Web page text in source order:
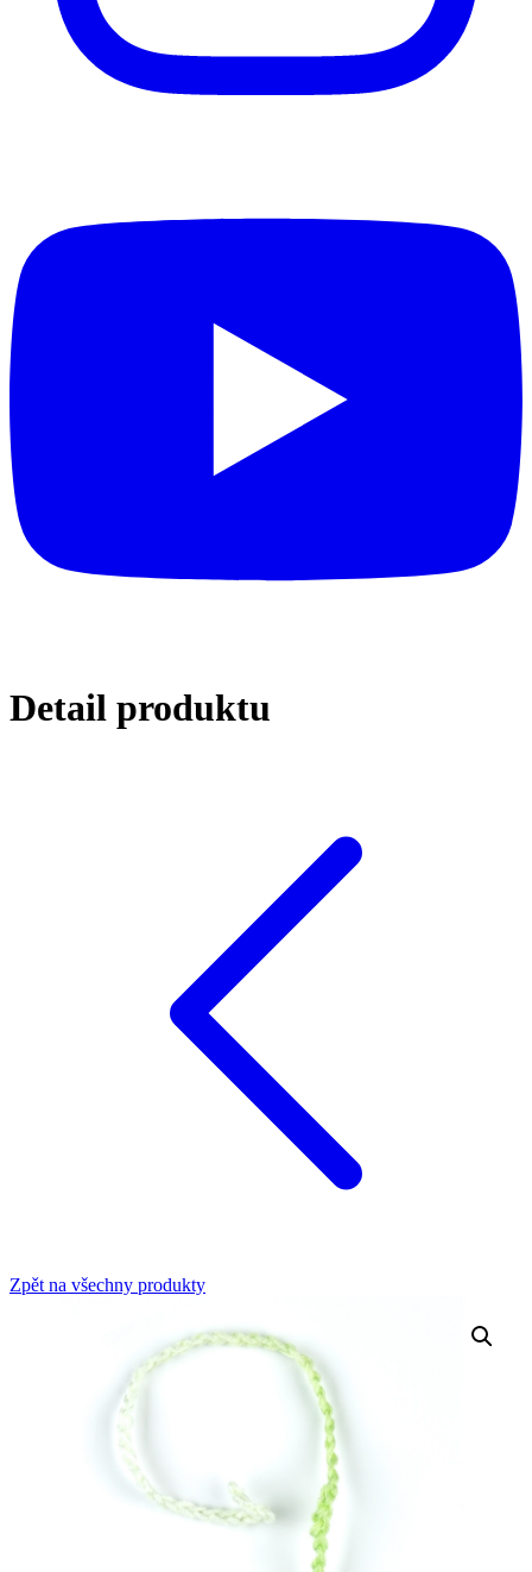
Detail produktu
Zpět na všechny produkty